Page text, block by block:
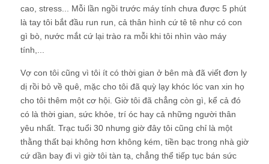
cao, stress... Mỗi lần ngồi trước máy tính chưa được 5 phút
là tay tôi bắt đầu run run, cả thân hình cứ tê tê như có con
gì bò, nước mắt cứ lại trào ra mỗi khi tôi nhìn vào máy
tính,...
Vợ con tôi cũng vì tôi ít có thời gian ở bên mà đã viết đơn ly
dị rồi bỏ về quê, mặc cho tôi đã quỳ lạy khóc lóc van xin họ
cho tôi thêm một cơ hội. Giờ tôi đã chẳng còn gì, kể cả đó
có là thời gian, sức khỏe, trí óc hay cả những người thân
yêu nhất. Trạc tuổi 30 nhưng giờ đây tôi cũng chỉ là một
thằng thất bại không hơn không kém, tiền bạc trong nhà giờ
cứ dần bay đi vì giờ tôi tàn tạ, chẳng thể tiếp tục bán sức